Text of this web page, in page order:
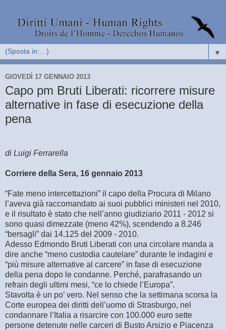
▼
GIOVEDÌ 17 GENNAIO 2013
Capo pm Bruti Liberati: ricorrere misure
alternative in fase di esecuzione della
pena
di Luigi Ferrarella
Corriere della Sera, 16 gennaio 2013
“Fate meno intercettazioni” il capo della Procura di Milano
l’aveva già raccomandato ai suoi pubblici ministeri nel 2010,
e il risultato è stato che nell’anno giudiziario 2011 - 2012 si
sono quasi dimezzate (meno 42%), scendendo a 8.246
“bersagli” dai 14.125 del 2009 - 2010.
Adesso Edmondo Bruti Liberati con una circolare manda a
dire anche “meno custodia cautelare” durante le indagini e
“più misure alternative al carcere” in fase di esecuzione
della pena dopo le condanne. Perché, parafrasando un
refrain degli ultimi mesi, “ce lo chiede l’Europa”.
Stavolta è un po’ vero. Nel senso che la settimana scorsa la
Corte europea dei diritti dell’uomo di Strasburgo, nel
condannare l’Italia a risarcire con 100.000 euro sette
persone detenute nelle carceri di Busto Arsizio e Piacenza